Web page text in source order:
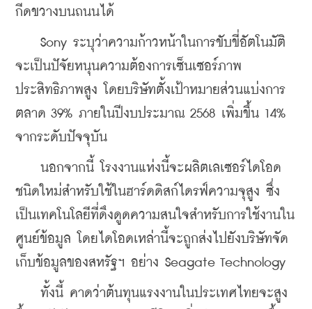
กีดขวางบนถนนได้
Sony ระบุว่าความก้าวหน้าในการขับขี่อัตโนมัติ
จะเป็นปัจัยหนุนความต้องการเซ็นเซอร์ภาพ
ประสิทธิภาพสูง โดยบริษัทตั้งเป้าหมายส่วนแบ่งการ
ตลาด 39% ภายในปีงบประมาณ 2568 เพิ่มขึ้น 14%
จากระดับปัจจุบัน
นอกจากนี้ โรงงานแห่งนี้จะผลิตเลเซอร์ไดโอด
ชนิดใหม่สำหรับใช้ในฮาร์ดดิสก์ไดรฟ์ความจุสูง ซึ่ง
เป็นเทคโนโลยีที่ดึงดูดความสนใจสำหรับการใช้งานใน
ศูนย์ข้อมูล โดยไดโอดเหล่านี้จะถูกส่งไปยังบริษัทจัด
เก็บข้อมูลของสหรัฐฯ อย่าง Seagate Technology
ทั้งนี้ คาดว่าต้นทุนแรงงานในประเทศไทยจะสูง